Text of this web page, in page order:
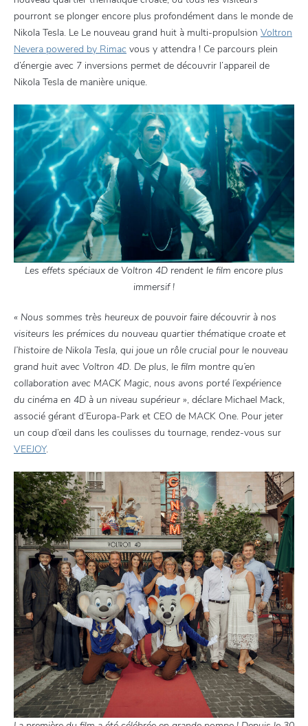
pourront se plonger encore plus profondément dans le monde de
Nikola Tesla. Le Le nouveau grand huit à multi-propulsion Voltron
Nevera powered by Rimac vous y attendra ! Ce parcours plein
d’énergie avec 7 inversions permet de découvrir l’appareil de
Nikola Tesla de manière unique.
Les effets spéciaux de Voltron 4D rendent le film encore plus
immersif !
« Nous sommes très heureux de pouvoir faire découvrir à nos
visiteurs les prémices du nouveau quartier thématique croate et
l’histoire de Nikola Tesla, qui joue un rôle crucial pour le nouveau
grand huit avec Voltron 4D. De plus, le film montre qu’en
collaboration avec MACK Magic, nous avons porté l’expérience
du cinéma en 4D à un niveau supérieur », déclare Michael Mack,
associé gérant d’Europa-Park et CEO de MACK One. Pour jeter
un coup d’œil dans les coulisses du tournage, rendez-vous sur
VEEJOY.